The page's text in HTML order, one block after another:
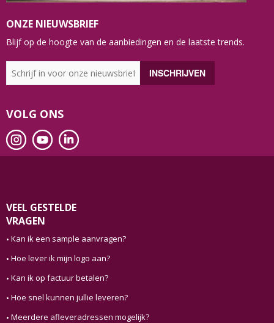
ONZE NIEUWSBRIEF
Blijf op de hoogte van de aanbiedingen en de laatste trends.
VOLG ONS
VEEL GESTELDE
VRAGEN
Kan ik een sample aanvragen?
Hoe lever ik mijn logo aan?
Kan ik op factuur betalen?
Hoe snel kunnen jullie leveren?
Meerdere afleveradressen mogelijk?